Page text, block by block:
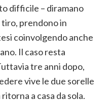
difficile – diramano
tiro, prendono in
coinvolgendo anche
Il caso resta
tre anni dopo,
vive le due sorelle
a casa da sola.